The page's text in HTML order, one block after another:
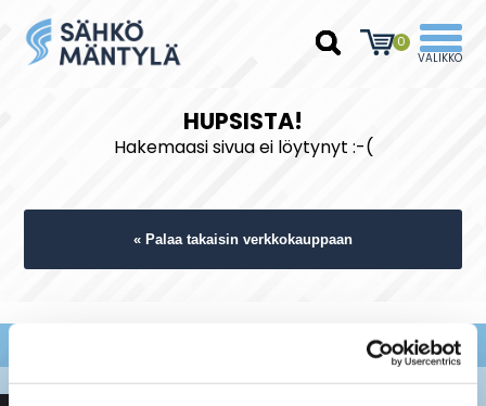
0
HUPSISTA!
Hakemaasi sivua ei löytynyt :-(
« Palaa takaisin verkkokauppaan